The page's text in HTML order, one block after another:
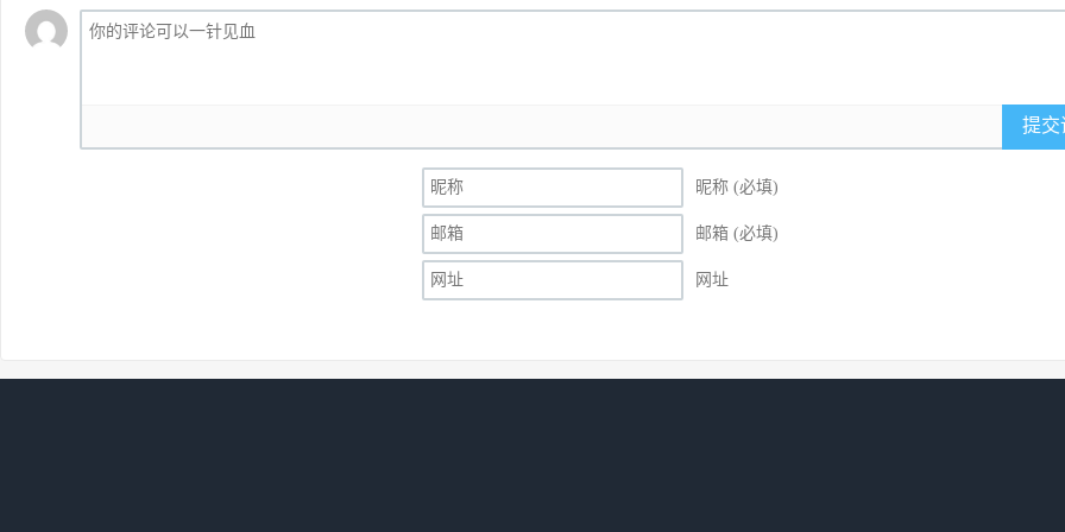
提交
昵称 (必填)
邮箱 (必填)
网址